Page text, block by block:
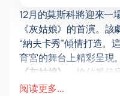
12月的莫斯科將迎來一
《灰姑娘》的首演。
“納夫卡秀”傾情打造。
育宮的舞台上精彩呈現
《灰姑娘》
，搶佔最
專業花式滑冰選手將運
阅读更多...